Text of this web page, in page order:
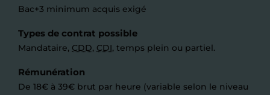
Bac+3 minimum acquis exigé
Types de contrat possible
Mandataire, CDD, CDI, temps plein ou partiel.
Rémunération
De 18€ à 39€ brut par heure (variable selon le niveau